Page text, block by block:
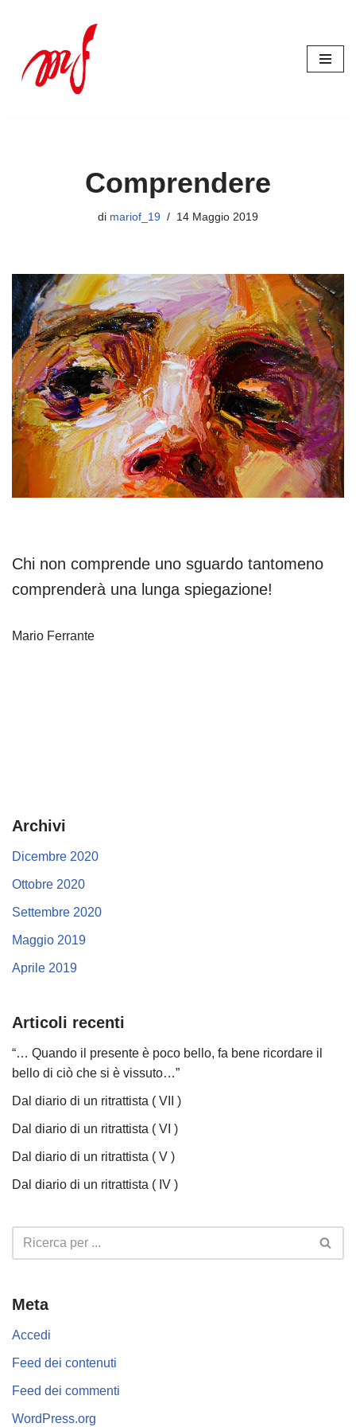
contenuto
Comprendere
di mariof_19 14 Maggio 2019
Chi non comprende uno sguardo tantomeno
comprenderà una lunga spiegazione!
Mario Ferrante
Archivi
Dicembre 2020
Ottobre 2020
Settembre 2020
Maggio 2019
Aprile 2019
Articoli recenti
“… Quando il presente è poco bello, fa bene ricordare il
bello di ciò che si è vissuto…”
Dal diario di un ritrattista ( VII )
Dal diario di un ritrattista ( VI )
Dal diario di un ritrattista ( V )
Dal diario di un ritrattista ( IV )
Meta
Accedi
Feed dei contenuti
Feed dei commenti
WordPress.org